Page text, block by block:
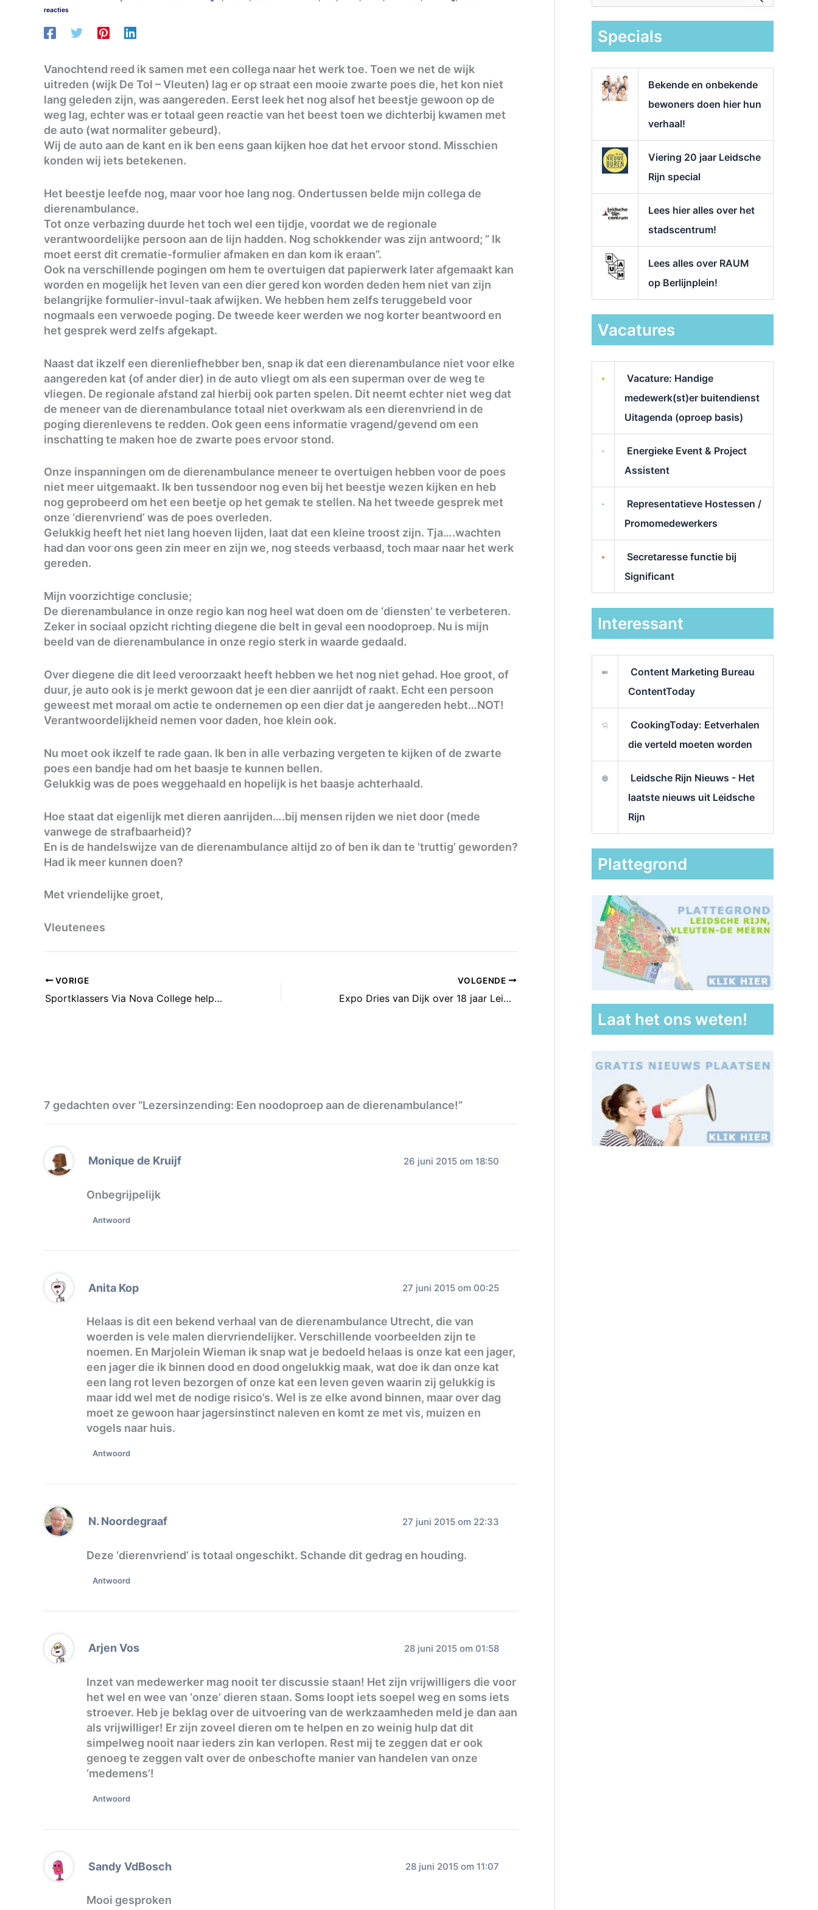
reacties
Vanochtend reed ik samen met een collega naar het werk toe. Toen we net de wijk
uitreden (wijk De Tol – Vleuten) lag er op straat een mooie zwarte poes die, het kon niet
lang geleden zijn, was aangereden. Eerst leek het nog alsof het beestje gewoon op de
weg lag, echter was er totaal geen reactie van het beest toen we dichterbij kwamen met
de auto (wat normaliter gebeurd).
Wij de auto aan de kant en ik ben eens gaan kijken hoe dat het ervoor stond. Misschien
konden wij iets betekenen.
Het beestje leefde nog, maar voor hoe lang nog. Ondertussen belde mijn collega de
dierenambulance.
Tot onze verbazing duurde het toch wel een tijdje, voordat we de regionale
verantwoordelijke persoon aan de lijn hadden. Nog schokkender was zijn antwoord; ” Ik
moet eerst dit crematie-formulier afmaken en dan kom ik eraan”.
Ook na verschillende pogingen om hem te overtuigen dat papierwerk later afgemaakt kan
worden en mogelijk het leven van een dier gered kon worden deden hem niet van zijn
belangrijke formulier-invul-taak afwijken. We hebben hem zelfs teruggebeld voor
nogmaals een verwoede poging. De tweede keer werden we nog korter beantwoord en
het gesprek werd zelfs afgekapt.
Naast dat ikzelf een dierenliefhebber ben, snap ik dat een dierenambulance niet voor elke
aangereden kat (of ander dier) in de auto vliegt om als een superman over de weg te
vliegen. De regionale afstand zal hierbij ook parten spelen. Dit neemt echter niet weg dat
de meneer van de dierenambulance totaal niet overkwam als een dierenvriend in de
poging dierenlevens te redden. Ook geen eens informatie vragend/gevend om een
inschatting te maken hoe de zwarte poes ervoor stond.
Onze inspanningen om de dierenambulance meneer te overtuigen hebben voor de poes
niet meer uitgemaakt. Ik ben tussendoor nog even bij het beestje wezen kijken en heb
nog geprobeerd om het een beetje op het gemak te stellen. Na het tweede gesprek met
onze ‘dierenvriend’ was de poes overleden.
Gelukkig heeft het niet lang hoeven lijden, laat dat een kleine troost zijn. Tja….wachten
had dan voor ons geen zin meer en zijn we, nog steeds verbaasd, toch maar naar het werk
gereden.
Mijn voorzichtige conclusie;
De dierenambulance in onze regio kan nog heel wat doen om de ‘diensten’ te verbeteren.
Zeker in sociaal opzicht richting diegene die belt in geval een noodoproep. Nu is mijn
beeld van de dierenambulance in onze regio sterk in waarde gedaald.
Over diegene die dit leed veroorzaakt heeft hebben we het nog niet gehad. Hoe groot, of
duur, je auto ook is je merkt gewoon dat je een dier aanrijdt of raakt. Echt een persoon
geweest met moraal om actie te ondernemen op een dier dat je aangereden hebt…NOT!
Verantwoordelijkheid nemen voor daden, hoe klein ook.
Nu moet ook ikzelf te rade gaan. Ik ben in alle verbazing vergeten te kijken of de zwarte
poes een bandje had om het baasje te kunnen bellen.
Gelukkig was de poes weggehaald en hopelijk is het baasje achterhaald.
Hoe staat dat eigenlijk met dieren aanrijden….bij mensen rijden we niet door (mede
vanwege de strafbaarheid)?
En is de handelswijze van de dierenambulance altijd zo of ben ik dan te ’truttig’ geworden?
Had ik meer kunnen doen?
Met vriendelijke groet,
Vleutenees
VORIGE
Sportklassers Via Nova College helpen Utrechtse basisscholen
VOLGENDE
Expo Dries van Dijk over 18 jaar Leidsche Rijn
7 gedachten over “Lezersinzending: Een noodoproep aan de dierenambulance!”
Monique de Kruijf 26 juni 2015 om 18:50
Onbegrijpelijk
Antwoord
Anita Kop 27 juni 2015 om 00:25
Helaas is dit een bekend verhaal van de dierenambulance Utrecht, die van
woerden is vele malen diervriendelijker. Verschillende voorbeelden zijn te
noemen. En Marjolein Wieman ik snap wat je bedoeld helaas is onze kat een jager,
een jager die ik binnen dood en dood ongelukkig maak, wat doe ik dan onze kat
een lang rot leven bezorgen of onze kat een leven geven waarin zij gelukkig is
maar idd wel met de nodige risico’s. Wel is ze elke avond binnen, maar over dag
moet ze gewoon haar jagersinstinct naleven en komt ze met vis, muizen en
vogels naar huis.
Antwoord
N. Noordegraaf 27 juni 2015 om 22:33
Deze ‘dierenvriend’ is totaal ongeschikt. Schande dit gedrag en houding.
Antwoord
Arjen Vos 28 juni 2015 om 01:58
Inzet van medewerker mag nooit ter discussie staan! Het zijn vrijwilligers die voor
het wel en wee van ‘onze’ dieren staan. Soms loopt iets soepel weg en soms iets
stroever. Heb je beklag over de uitvoering van de werkzaamheden meld je dan aan
als vrijwilliger! Er zijn zoveel dieren om te helpen en zo weinig hulp dat dit
simpelweg nooit naar ieders zin kan verlopen. Rest mij te zeggen dat er ook
genoeg te zeggen valt over de onbeschofte manier van handelen van onze
‘medemens’!
Antwoord
Sandy VdBosch 28 juni 2015 om 11:07
Mooi gesproken
k
Specials
Bekende en onbekende
bewoners doen hier hun
verhaal!
Viering 20 jaar Leidsche
Rijn special
Lees hier alles over het
stadscentrum!
Lees alles over RAUM
op Berlijnplein!
Vacatures
Vacature: Handige
medewerk(st)er buitendienst
Uitagenda (oproep basis)
Energieke Event & Project
Assistent
Representatieve Hostessen /
Promomedewerkers
Secretaresse functie bij
Significant
Interessant
Content Marketing Bureau
ContentToday
CookingToday: Eetverhalen
die verteld moeten worden
Leidsche Rijn Nieuws - Het
laatste nieuws uit Leidsche
Rijn
Plattegrond
Laat het ons weten!